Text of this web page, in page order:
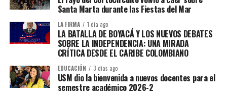
Santa Marta durante las Fiestas del Mar
LA FIRMA 1 día ago
LA BATALLA DE BOYACÁ Y LOS NUEVOS DEBATES
SOBRE LA INDEPENDENCIA: UNA MIRADA
CRÍTICA DESDE EL CARIBE COLOMBIANO
EDUCACIÓN 3 días ago
USM dio la bienvenida a nuevos docentes para el
semestre académico 2026-2